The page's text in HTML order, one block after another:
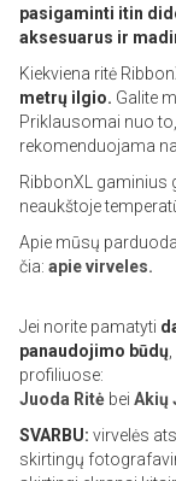
pasigaminti itin
aksesuarus ir
Kiekviena ritė
metrų ilgio. Galite
Priklausomai nuo
rekomenduojama
RibbonXL gaminius
neaukštoje
Apie mūsų
čia: apie virveles.
Jei norite pamatyti
panaudojimo būdų
profiliuose:
Juoda Ritė bei Akių
SVARBU: virvelės
skirtingų